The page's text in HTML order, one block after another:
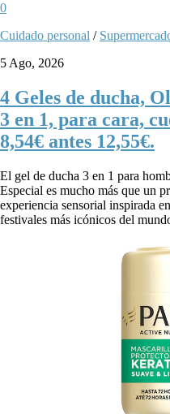
0
Cuidado personal /
5 Ago, 2026
4 Geles de ducha,
3 en 1, para cara,
8,54€ antes 12,55€.
El gel de ducha 3 en 1 para
Especial es mucho más que un
experiencia sensorial inspirada
festivales más icónicos del